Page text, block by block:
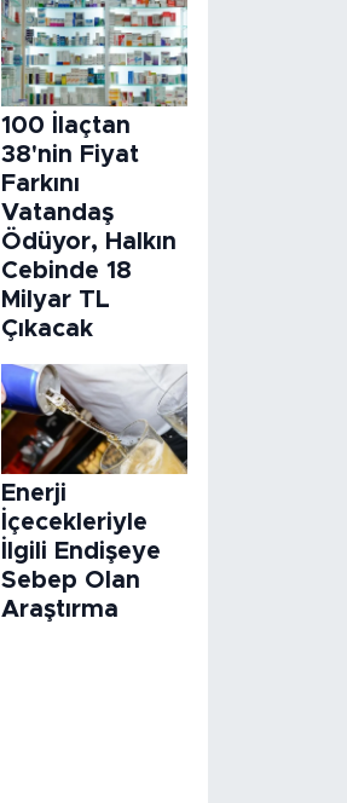
100 İlaçtan
38'nin Fiyat
Farkını
Vatandaş
Ödüyor, Halkın
Cebinde 18
Milyar TL
Çıkacak
Enerji
İçecekleriyle
İlgili Endişeye
Sebep Olan
Araştırma